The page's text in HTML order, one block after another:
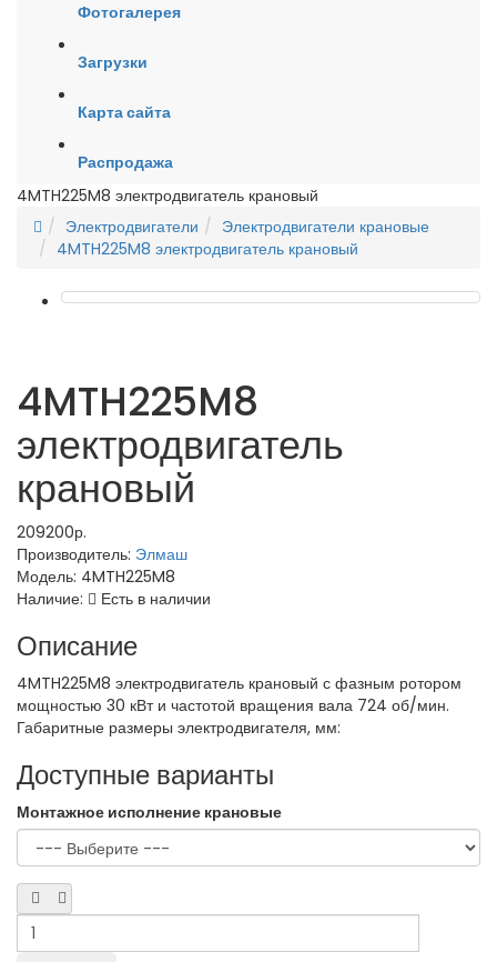
Фотогалерея
Загрузки
Карта сайта
Распродажа
4MTH225M8 электродвигатель крановый
Электродвигатели
Электродвигатели крановые
4MTH225M8 электродвигатель крановый
4MTH225M8
электродвигатель
крановый
209200р.
Производитель: Элмаш
Модель: 4MTH225M8
Наличие:
Есть в наличии
Описание
4MTH225M8 электродвигатель крановый с фазным ротором
мощностью 30 кВт и частотой вращения вала 724 об/мин.
Габаритные размеры электродвигателя, мм:
Доступные варианты
Монтажное исполнение крановые